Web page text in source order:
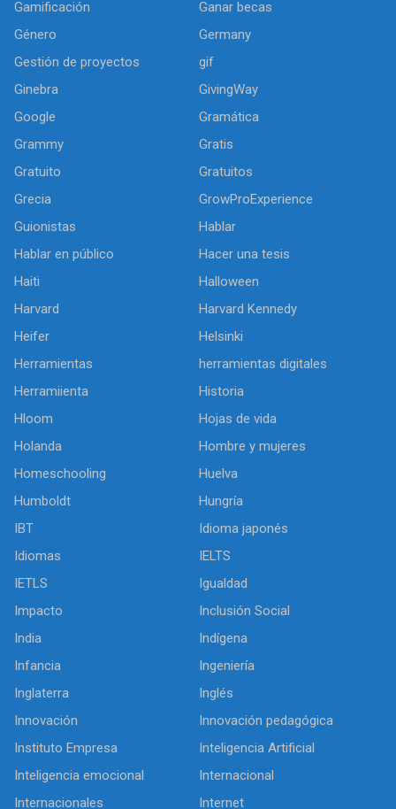
Gamificación
Ganar becas
Género
Germany
Gestión de proyectos
gif
Ginebra
GivingWay
Google
Gramática
Grammy
Gratis
Gratuito
Gratuitos
Grecia
GrowProExperience
Guionistas
Hablar
Hablar en público
Hacer una tesis
Haiti
Halloween
Harvard
Harvard Kennedy
Heifer
Helsinki
Herramientas
herramientas digitales
Herramiienta
Historia
Hloom
Hojas de vida
Holanda
Hombre y mujeres
Homeschooling
Huelva
Humboldt
Hungría
IBT
Idioma japonés
Idiomas
IELTS
IETLS
Igualdad
Impacto
Inclusión Social
India
Indígena
Infancia
Ingeniería
Inglaterra
Inglés
Innovación
Innovación pedagógica
Instituto Empresa
Inteligencia Artificial
Inteligencia emocional
Internacional
Internacionales
Internet